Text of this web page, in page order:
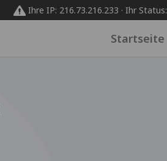
Ihre IP: 216.73.216.233 · Ihr Status:
Startseite